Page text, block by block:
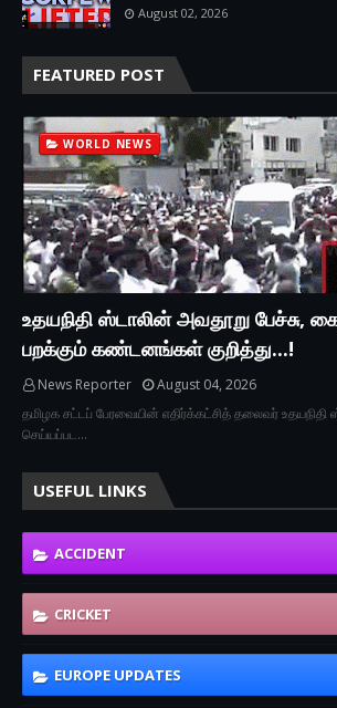
August 02, 2026
FEATURED POST
WORLD NEWS
உதயநிதி ஸ்டாலின் அவதூறு பேச்சு,
பறக்கும் கண்டனங்கள் குறித்து...!
News Reporter
August 04, 2026
தமிழக சட்டப் பேரவையின் எதிர்க்கட்சித் தலைவர்
செய்யப்பட…
USEFUL LINKS
ACCIDENT
CRICKET
EUROPE UPDATES